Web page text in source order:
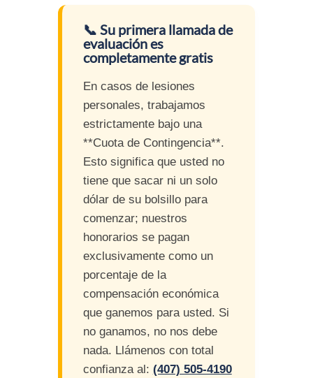
📞 Su primera llamada de
evaluación es
completamente gratis
En casos de lesiones
personales, trabajamos
estrictamente bajo una
**Cuota de Contingencia**.
Esto significa que usted no
tiene que sacar ni un solo
dólar de su bolsillo para
comenzar; nuestros
honorarios se pagan
exclusivamente como un
porcentaje de la
compensación económica
que ganemos para usted. Si
no ganamos, no nos debe
nada. Llámenos con total
confianza al: (407) 505-4190